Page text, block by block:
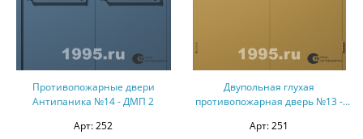
Противопожарные двери
Антипаника №14 - ДМП 2
Арт: 252
Двупольная глухая
противопожарная дверь №13 -
Арт: 251